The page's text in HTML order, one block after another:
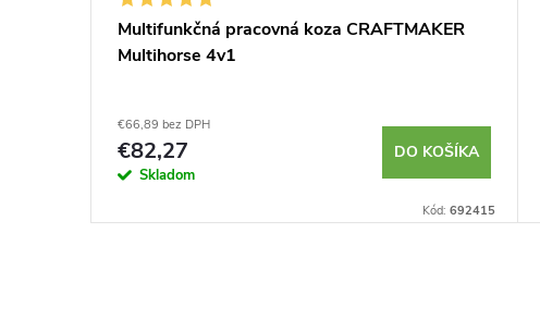
Multifunkčná pracovná koza CRAFTMAKER
Multihorse 4v1
€66,89 bez DPH
€82,27
Skladom
DO KOŠÍKA
Kód: 692415